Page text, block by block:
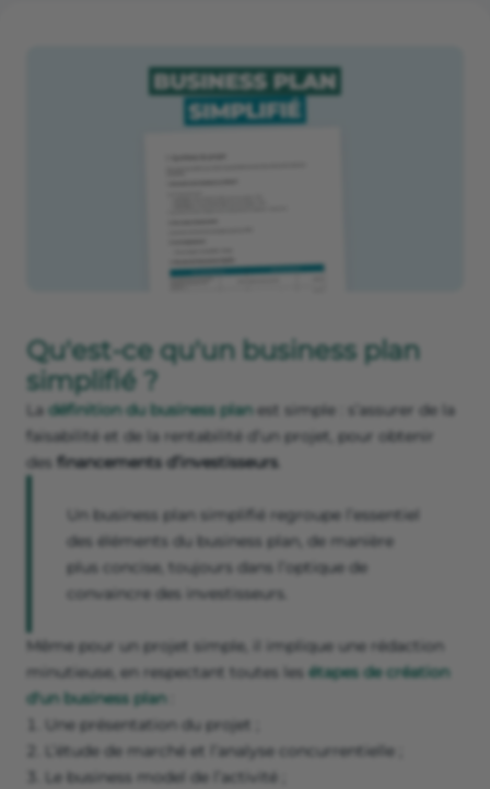
Qu'est-ce qu'un business plan
simplifié ?
La définition du business planest simple : s’assurer de la
faisabilité et de la rentabilité d’un projet, pour obtenir
des financements d’investisseurs.
Un business plan simplifié regroupe l’essentiel
des éléments du business plan, de manière
plus concise, toujours dans l’optique de
convaincre des investisseurs.
Même pour un projet simple, il implique une rédaction
minutieuse, en respectant toutes les étapes de création
d'un business plan
Une présentation du projet ;
L’étude de marché et l’analyse concurrentielle ;
Le business model de l’activité ;